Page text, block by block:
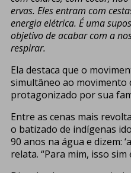
ervas. Eles entram com
energia elétrica. É uma
objetivo de acabar com a
respirar.
Ela destaca que o
simultâneo ao movimento
protagonizado por sua
Entre as cenas mais
o batizado de indígenas
90 anos na água e dizem:
relata. “Para mim, isso sim